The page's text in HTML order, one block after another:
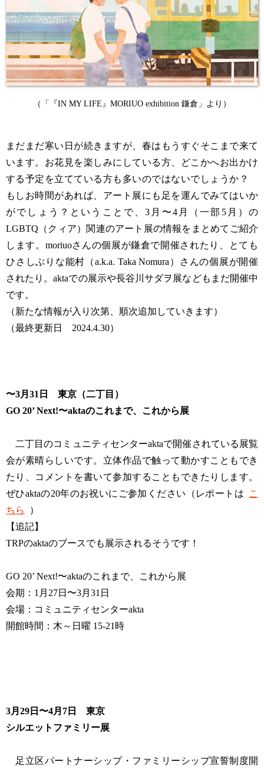
（「『IN MY LIFE』MORIUO exhibition 鎌倉」より）
まだまだ寒い日が続きますが、春はもうすぐそこまで来て
います。お花見を楽しみにしている方、どこかへお出かけ
する予定を立てている方も多いのではないでしょうか？
もしお時間があれば、アート展にも足を運んでみてはいか
がでしょう？ということで、3月〜4月（一部5月）の
LGBTQ（クィア）関連のアート展の情報をまとめてご紹介
します。moriuoさんの個展が鎌倉で開催されたり、とても
ひさしぶりな能村（a.k.a. Taka Nomura）さんの個展が開催
されたり。aktaでの展示や長谷川サダヲ展などもまだ開催中
です。
（新たな情報が入り次第、順次追加していきます）
（最終更新日 2024.4.30）
〜3月31日 東京（二丁目）
GO 20’ Next!〜aktaのこれまで、これから展
二丁目のコミュニティセンターaktaで開催されている展覧
会が素晴らしいです。立体作品で触って動かすこともでき
たり、コメントを書いて参加することもできたりします。
ぜひaktaの20年のお祝いにご参加ください（レポートは
こ
ちら
）
【追記】
TRPのaktaのブースでも展示されるそうです！
GO 20’ Next!〜aktaのこれまで、これから展
会期：1月27日〜3月31日
会場：コミュニティセンターakta
開館時間：木～日曜 15-21時
3月29日〜4月7日 東京
シルエットファミリー展
足立区パートナーシップ・ファミリーシップ宣誓制度開